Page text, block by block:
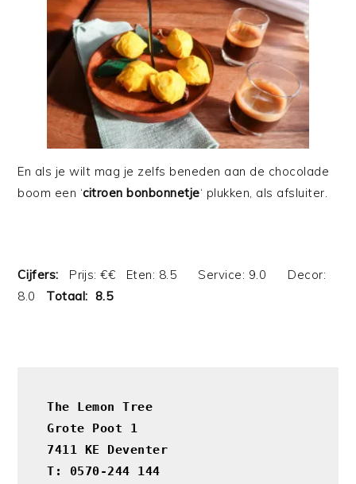
En als je wilt mag je zelfs beneden aan de chocolade
boom een ‘citroen bonbonnetje‘ plukken, als afsluiter.
Cijfers:
Prijs: €€ Eten: 8.5 Service: 9.0 Decor:
8.0 Totaal: 8.5
The Lemon Tree
Grote Poot 1
7411 KE Deventer
T: 0570-244 144